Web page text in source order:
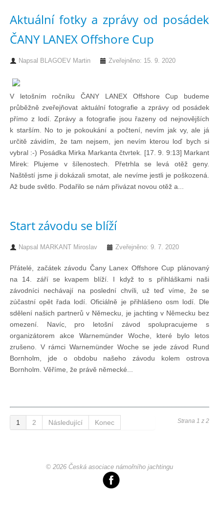
Mé inzeráty
Aktuální fotky a zprávy od posádek
ČANY LANEX Offshore Cup
Napsal BLAGOEV Martin Zveřejněno: 15. 9. 2020
V letošním ročníku ČANY LANEX Offshore Cup budeme
průběžně zveřejňovat aktuální fotografie a zprávy od posádek
přímo z lodí. Zprávy a fotografie jsou řazeny od nejnovějších
k starším. No to je pokoukání a počtení, nevím jak vy, ale já
určitě závidím, že tam nejsem, jen nevím kterou loď bych si
vybral :-) Posádka Mirka Markanta čtvrtek. [17. 9. 9:13] Markant
Mirek: Plujeme v šílenostech. Přetrhla se levá otěž geny.
Naštěstí jsme ji dokázali smotat, ale nevíme jestli je poškozená.
Až bude světlo. Podařilo se nám přivázat novou otěž a...
Start závodu se blíží
Napsal MARKANT Miroslav Zveřejněno: 9. 7. 2020
Přátelé, začátek závodu Čany Lanex Offshore Cup plánovaný
na 14. září se kvapem blíží. I když to s přihláškami naši
závodníci nechávají na poslední chvíli, už teď víme, že se
zúčastní opět řada lodí. Oficiálně je přihlášeno osm lodí. Dle
sdělení našich partnerů v Německu, je jachting v Německu bez
omezení. Navíc, pro letošní závod spolupracujeme s
organizátorem akce Warnemünder Woche, které bylo letos
zrušeno. V rámci Warnemünder Woche se jede závod Rund
Bornholm, jde o obdobu našeho závodu kolem ostrova
Bornholm. Věříme, že právě německé...
Strana 1 z 2
1 2 Následující Konec
© 2026 Česká asociace námořního jachtingu